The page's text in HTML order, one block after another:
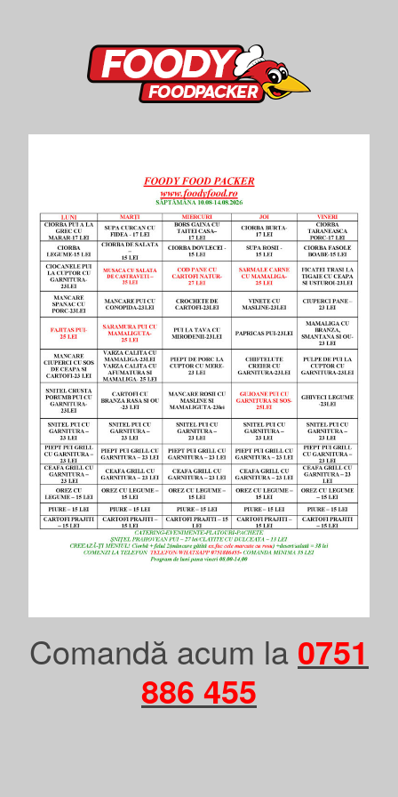
Comandă acum la 0751
886 455